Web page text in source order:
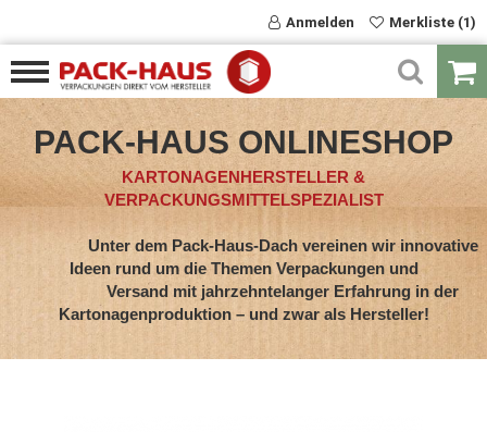
Anmelden Merkliste (1)
PACK-HAUS ONLINESHOP
KARTONAGENHERSTELLER &
VERPACKUNGSMITTELSPEZIALIST
Unter dem Pack-Haus-Dach vereinen wir innovative
Ideen rund um die Themen Verpackungen und
Versand mit jahrzehntelanger Erfahrung in der
Kartonagenproduktion – und zwar als Hersteller!